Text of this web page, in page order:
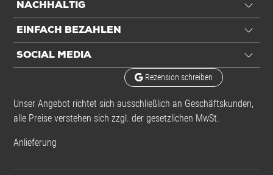
NACHHALTIG
EINFACH BEZAHLEN
SOCIAL MEDIA
Rezension schreiben
Unser Angebot richtet sich ausschließlich an Geschäftskunden,
alle Preise verstehen sich zzgl. der gesetzlichen MwSt.
Anlieferung